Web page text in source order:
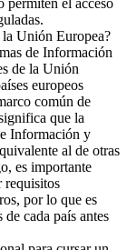
permiten el acceso
la Unión Europea?
de Información
de la Unión
europeos
común de
que la
Información y
al de otras
es importante
requisitos
por lo que es
cada país antes